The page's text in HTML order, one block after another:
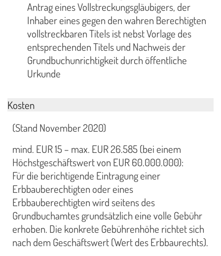
Antrag eines Vollstreckungsgläubigers, der
Inhaber eines gegen den wahren Berechtigten
vollstreckbaren Titels ist nebst Vorlage des
entsprechenden Titels und Nachweis der
Grundbuchunrichtigkeit durch öffentliche
Urkunde
Kosten
(Stand November 2020)
mind. EUR 15 – max. EUR 26.585 (bei einem
Höchstgeschäftswert von EUR 60.000.000):
Für die berichtigende Eintragung einer
Erbbauberechtigten oder eines
Erbbauberechtigten wird seitens des
Grundbuchamtes grundsätzlich eine volle Gebühr
erhoben. Die konkrete Gebührenhöhe richtet sich
nach dem Geschäftswert (Wert des Erbbaurechts).